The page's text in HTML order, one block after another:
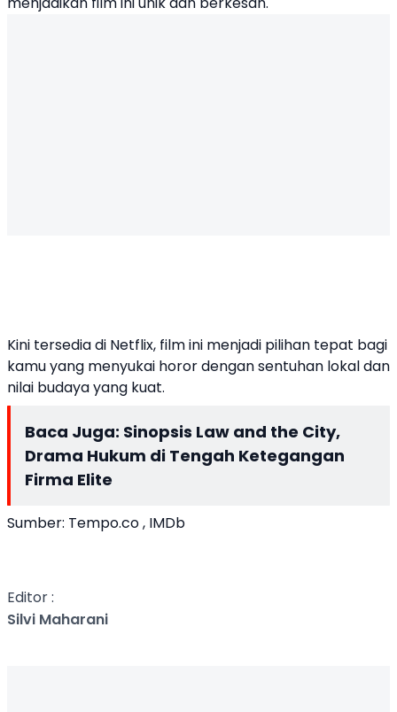
Kini tersedia di Netflix, film ini menjadi pilihan tepat bagi
kamu yang menyukai horor dengan sentuhan lokal dan
nilai budaya yang kuat.
Baca Juga: Sinopsis Law and the City,
Drama Hukum di Tengah Ketegangan
Firma Elite
Sumber: Tempo.co , IMDb
Editor :
Silvi Maharani